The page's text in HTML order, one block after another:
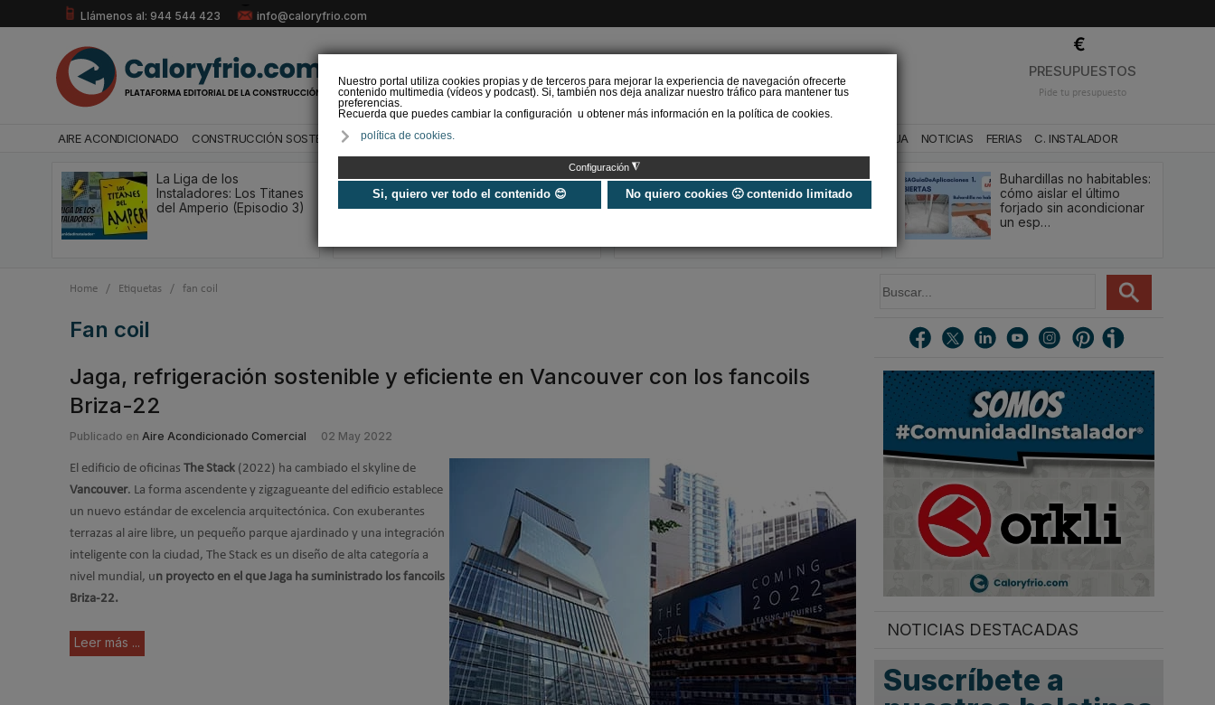
Nuestro portal utiliza cookies propias y de terceros para mejorar la experiencia de navegación ofrecerte
contenido multimedia (vídeos y podcast). Si, también nos deja analizar nuestro tráfico para mantener tus
preferencias.
Recuerda que puedes cambiar la configuración u obtener más información en la política de cookies.
política de cookies.
Configuración ◮
Si, quiero ver todo el contenido 😊 No quiero cookies 🙁 contenido limitado
Llámenos al: 944 544 423 info@caloryfrio.com
PRESUPUESTOS
Pide tu presupuesto
AIRE ACONDICIONADO CONSTRUCCIÓN SOSTENIBLE ENERGÍAS RENOVABLES BAÑO Y AGUA NOTICIAS FERIAS C. INSTALADOR
La Liga de los
Instaladores: Los Titanes
del Amperio (Episodio 3)
Universo Aniversario - Un
año, muchos momentos
Verifactu en
climatización: qué le va a
exigir la ley a tu
Buhardillas no habitables:
cómo aislar el último
forjado sin acondicionar
un esp…
Home / Etiquetas / fan coil
fan coil
Jaga, refrigeración sostenible y eficiente en Vancouver con los fancoils
Briza-22
Publicado en Aire Acondicionado Comercial 02 May 2022
El edificio de oficinas The Stack (2022) ha cambiado el skyline de
Vancouver. La forma ascendente y zigzagueante del edificio establece
un nuevo estándar de excelencia arquitectónica. Con exuberantes
terrazas al aire libre, un pequeño parque ajardinado y una integración
inteligente con la ciudad, The Stack es un diseño de alta categoría a
nivel mundial, un proyecto en el que Jaga ha suministrado los fancoils
Briza-22.
Leer más ...
u
r
NOTICIAS DESTACADAS
Suscríbete a